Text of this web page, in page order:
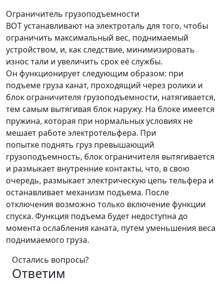
Ограничитель грузоподъемности
ВОТ устанавливают на электроталь для того, чтобы
ограничить максимальный вес, поднимаемый
устройством, и, как следствие, минимизировать
износ тали и увеличить срок её службы.
Он функционирует следующим образом: при
подъеме груза канат, проходящий через ролики и
блок ограничителя грузоподъемности, натягивается,
тем самым вытягивая блок наружу. На блоке имеется
пружина, которая при нормальных условиях не
мешает работе электротельфера. При
попытке поднять груз превышающий
грузоподъемность, блок ограничителя вытягивается
и размыкает внутренние контакты, что, в свою
очередь, размыкает электрическую цепь тельфера и
останавливает механизм подъема. После
отключения возможно только включение функции
спуска. Функция подъема будет недоступна до
момента ослабления каната, путем уменьшения веса
поднимаемого груза.
Остались вопросы?
Ответим